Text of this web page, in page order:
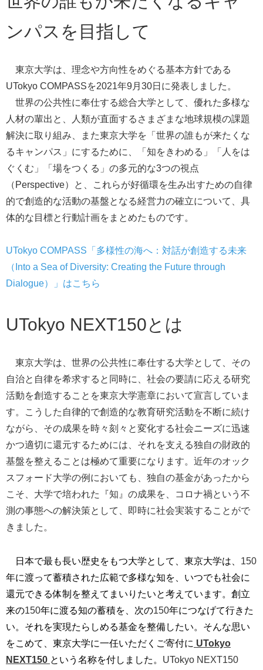
ンパスを目指して
東京大学は、理念や方向性をめぐる基本方針である
UTokyo COMPASSを2021年9月30日に発表しました。
世界の公共性に奉仕する総合大学として、優れた多様な
人材の輩出と、人類が直面するさまざまな地球規模の課題
解決に取り組み、また東京大学を「世界の誰もが来たくな
るキャンパス」にするために、「知をきわめる」「人をは
ぐくむ」「場をつくる」の多元的な3つの視点
（Perspective）と、これらが好循環を生み出すための自律
的で創造的な活動の基盤となる経営力の確立について、具
体的な目標と行動計画をまとめたものです。
UTokyo COMPASS「多様性の海へ：対話が創造する未来
（Into a Sea of Diversity: Creating the Future through
Dialogue）
」はこちら
UTokyo NEXT150とは
東京大学は、世界の公共性に奉仕する大学として、その
自治と自律を希求すると同時に、社会の要請に応える研究
活動を創造することを東京大学憲章において宣言していま
す。こうした 自律的で創造的な教育研究活動を不断に続け
ながら、その成果を時々刻々 と変化する社会ニーズに迅速
かつ適切に還元するためには、それを支える独自の財政的
基盤を整えることは極めて重要になります。近年のオック
スフォード大学の例においても、独自の基金があったから
こそ、大学で培われた『知』の成果を、コロナ禍という不
測の事態への解決策として、即時に社会実装することがで
きました。
日本で最も長い歴史をもつ大学として、東京大学は、 150
年に渡って蓄積された広範で多様な知を、いつでも社会に
還元できる体制を整えてまいりたいと考えています。創立
来の150年に渡る知の蓄積を、次の150年につなげて行きた
い。それを実現たらしめる基金を整備したい。そんな思い
をこめて、東京大学に一任いただくご寄付に UTokyo
NEXT150 という名称を付しました。 UTokyo NEXT150